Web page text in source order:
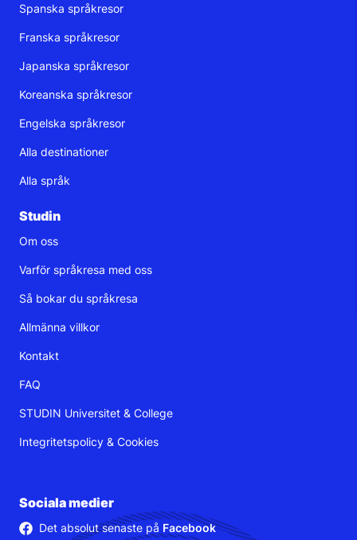
Spanska språkresor
Franska språkresor
Japanska språkresor
Koreanska språkresor
Engelska språkresor
Alla destinationer
Alla språk
Studin
Om oss
Varför språkresa med oss
Så bokar du språkresa
Allmänna villkor
Kontakt
FAQ
STUDIN Universitet & College
Integritetspolicy & Cookies
Sociala medier
Det absolut senaste på Facebook